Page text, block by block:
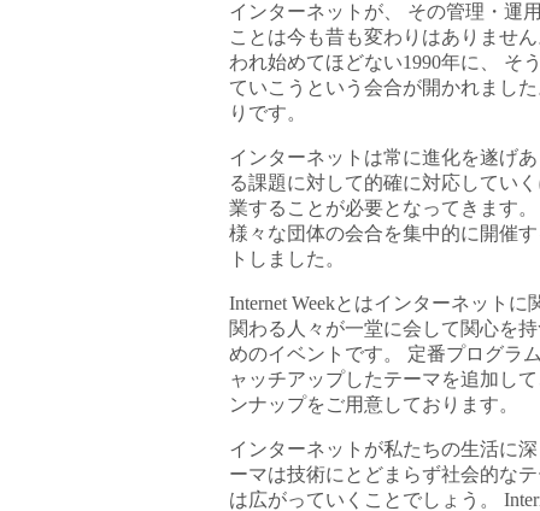
インターネットが、 その管理・運
ことは今も昔も変わりはありませ
われ始めてほどない1990年に、 そ
ていこうという会合が開かれました
りです。
インターネットは常に進化を遂げ
る課題に対して的確に対応してい
業することが必要となってきます
様々な団体の会合を集中的に開催
トしました。
Internet Weekとはインターネット
関わる人々が一堂に会して関心を
めのイベントです。 定番プログラ
ャッチアップしたテーマを追加し
ンナップをご用意しております。
インターネットが私たちの生活に
ーマは技術にとどまらず社会的な
は広がっていくことでしょう。